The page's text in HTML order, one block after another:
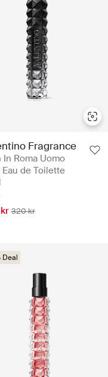
Fragrance
In Roma Uomo
Eau de Toilette
320 kr
Deal